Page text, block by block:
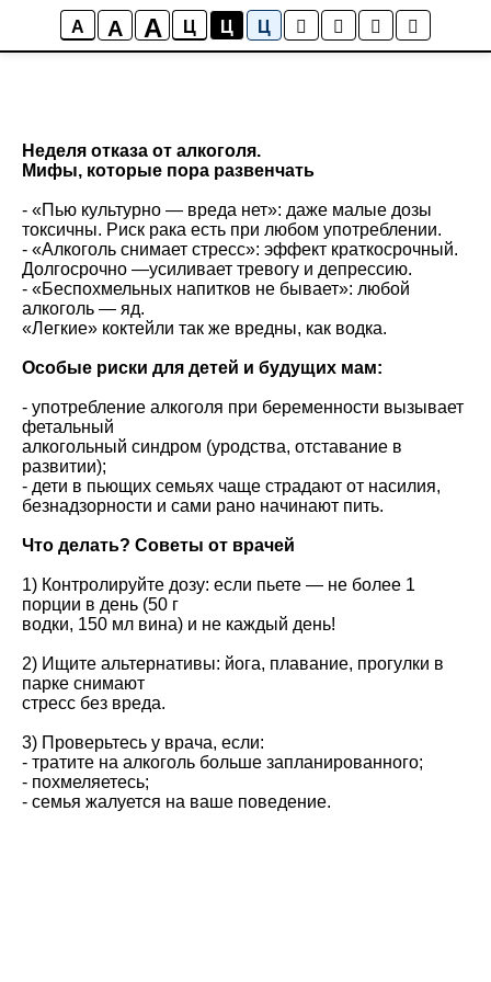
A A A Ц Ц Ц
Неделя отказа от алкоголя.
Мифы, которые пора развенчать
- «Пью культурно — вреда нет»: даже малые дозы
токсичны. Риск рака есть при любом употреблении.
- «Алкоголь снимает стресс»: эффект краткосрочный.
Долгосрочно —усиливает тревогу и депрессию.
- «Беспохмельных напитков не бывает»: любой
алкоголь — яд.
«Легкие» коктейли так же вредны, как водка.
Особые риски для детей и будущих мам:
- употребление алкоголя при беременности вызывает
фетальный
алкогольный синдром (уродства, отставание в
развитии);
- дети в пьющих семьях чаще страдают от насилия,
безнадзорности и сами рано начинают пить.
Что делать? Советы от врачей
1) Контролируйте дозу: если пьете — не более 1
порции в день (50 г
водки, 150 мл вина) и не каждый день!
2) Ищите альтернативы: йога, плавание, прогулки в
парке снимают
стресс без вреда.
3) Проверьтесь у врача, если:
- тратите на алкоголь больше запланированного;
- похмеляетесь;
- семья жалуется на ваше поведение.